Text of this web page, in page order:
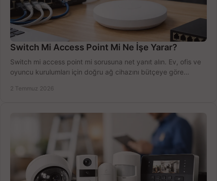
Switch Mi Access Point Mi Ne İşe Yarar?
Switch mi access point mi sorusuna net yanıt alın. Ev, ofis ve
oyuncu kurulumları için doğru ağ cihazını bütçeye göre
2 Temmuz 2026